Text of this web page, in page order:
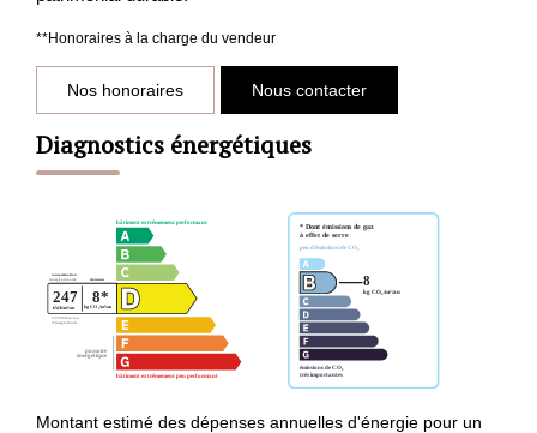
**Honoraires à la charge du vendeur
Nos honoraires Nous contacter
Diagnostics énergétiques
Montant estimé des dépenses annuelles d'énergie pour un